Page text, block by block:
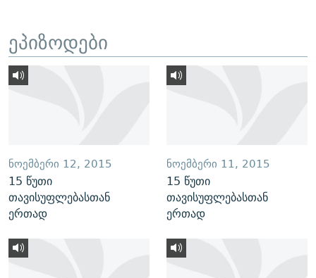
ეპიზოდები
ᲜᲝᲔᲛᲑᲔᲠᲘ 12, 2015
15 წუთი
თავისუფლებასთან
ერთად
ᲜᲝᲔᲛᲑᲔᲠᲘ 11, 2015
15 წუთი
თავისუფლებასთან
ერთად